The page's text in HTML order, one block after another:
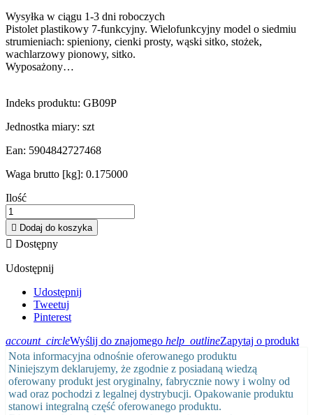
Wysyłka w ciągu 1-3 dni roboczych
Pistolet plastikowy 7-funkcyjny. Wielofunkcyjny model o siedmiu
strumieniach: spieniony, cienki prosty, wąski sitko, stożek,
wachlarzowy pionowy, sitko.
Wyposażony…
Indeks produktu: GB09P
Jednostka miary: szt
Ean: 5904842727468
Waga brutto [kg]: 0.175000
Ilość
 Dodaj do koszyka
 Dostępny
Udostępnij
Udostępnij
Tweetuj
Pinterest
account_circleWyślij do znajomego help_outlineZapytaj o produkt
Nota informacyjna odnośnie oferowanego produktu
Niniejszym deklarujemy, że zgodnie z posiadaną wiedzą
oferowany produkt jest oryginalny, fabrycznie nowy i wolny od
wad oraz pochodzi z legalnej dystrybucji. Opakowanie produktu
stanowi integralną część oferowanego produktu.